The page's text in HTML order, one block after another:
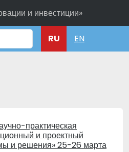
и инвестиции»
RU EN
практическая
и проектный
и решения» 25-26 марта